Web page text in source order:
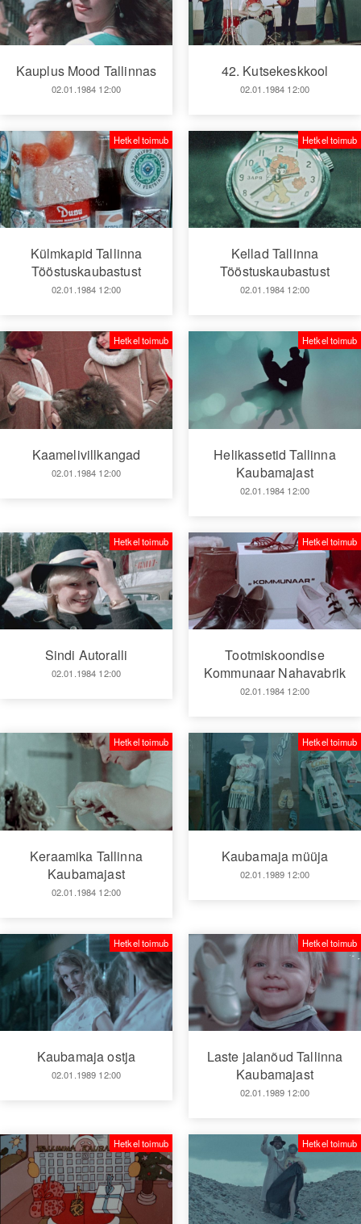
Kauplus Mood Tallinnas
02.01.1984 12:00
42. Kutsekeskkool
02.01.1984 12:00
Külmkapid Tallinna
Tööstuskaubastust
02.01.1984 12:00
Hetkel toimub
Kellad Tallinna
Tööstuskaubastust
02.01.1984 12:00
Hetkel toimub
Kaamelivillkangad
02.01.1984 12:00
Hetkel toimub
Helikassetid Tallinna
Kaubamajast
02.01.1984 12:00
Hetkel toimub
Sindi Autoralli
02.01.1984 12:00
Hetkel toimub
Tootmiskoondise
Kommunaar Nahavabrik
02.01.1984 12:00
Hetkel toimub
Keraamika Tallinna
Kaubamajast
02.01.1984 12:00
Hetkel toimub
Kaubamaja müüja
02.01.1989 12:00
Hetkel toimub
Kaubamaja ostja
02.01.1989 12:00
Hetkel toimub
Laste jalanõud Tallinna
Kaubamajast
02.01.1989 12:00
Hetkel toimub
Hetkel toimub Hetkel toimub